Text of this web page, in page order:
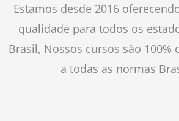
Estamos desde 2016
qualidade para todos os
Brasil, Nossos cursos são 100%
a todas as normas